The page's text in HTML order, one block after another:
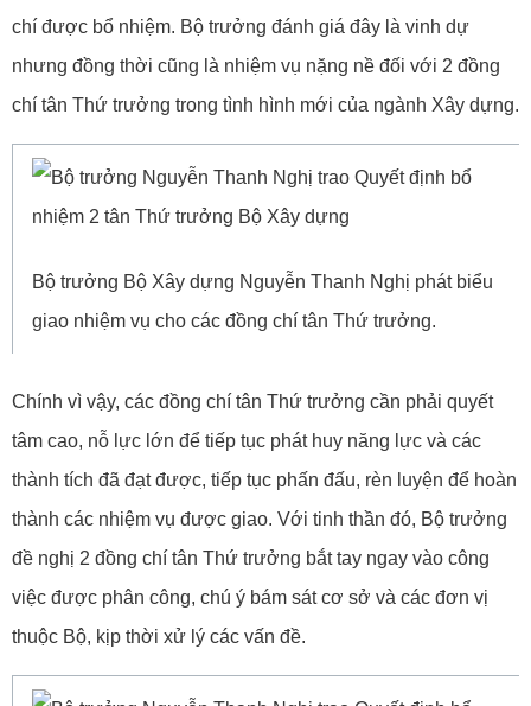
chí được bổ nhiệm. Bộ trưởng đánh giá đây là vinh dự
nhưng đồng thời cũng là nhiệm vụ nặng nề đối với 2 đồng
chí tân Thứ trưởng trong tình hình mới của ngành Xây dựng.
Bộ trưởng Bộ Xây dựng Nguyễn Thanh Nghị phát biểu
giao nhiệm vụ cho các đồng chí tân Thứ trưởng.
Chính vì vậy, các đồng chí tân Thứ trưởng cần phải quyết
tâm cao, nỗ lực lớn để tiếp tục phát huy năng lực và các
thành tích đã đạt được, tiếp tục phấn đấu, rèn luyện để hoàn
thành các nhiệm vụ được giao. Với tinh thần đó, Bộ trưởng
đề nghị 2 đồng chí tân Thứ trưởng bắt tay ngay vào công
việc được phân công, chú ý bám sát cơ sở và các đơn vị
thuộc Bộ, kịp thời xử lý các vấn đề.